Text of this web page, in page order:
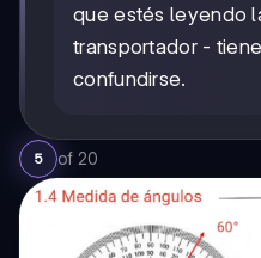
que estés leyendo
transportador -
confundirse.
5 of 20